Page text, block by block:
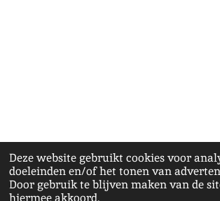
Deze website gebruikt cookies voor
doeleinden en/of het tonen van
Door gebruik te blijven maken van de
hiermee akkoord.